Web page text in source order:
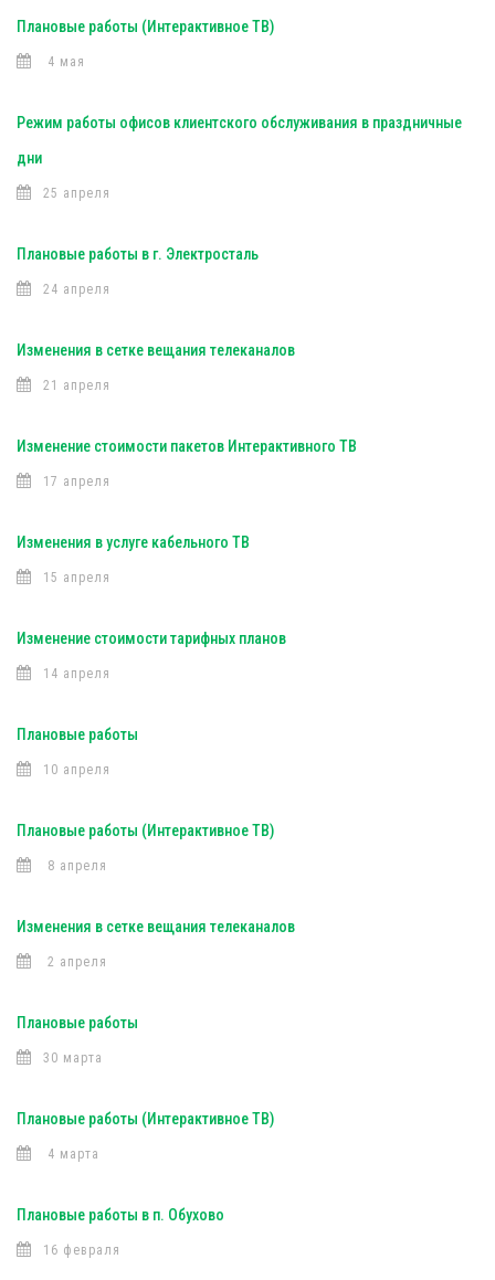
Плановые работы (Интерактивное ТВ)
4 мая
Режим работы офисов клиентского обслуживания в праздничные
дни
25 апреля
Плановые работы в г. Электросталь
24 апреля
Изменения в сетке вещания телеканалов
21 апреля
Изменение стоимости пакетов Интерактивного ТВ
17 апреля
Изменения в услуге кабельного ТВ
15 апреля
Изменение стоимости тарифных планов
14 апреля
Плановые работы
10 апреля
Плановые работы (Интерактивное ТВ)
8 апреля
Изменения в сетке вещания телеканалов
2 апреля
Плановые работы
30 марта
Плановые работы (Интерактивное ТВ)
4 марта
Плановые работы в п. Обухово
16 февраля